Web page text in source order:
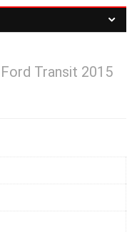
Transit 2015